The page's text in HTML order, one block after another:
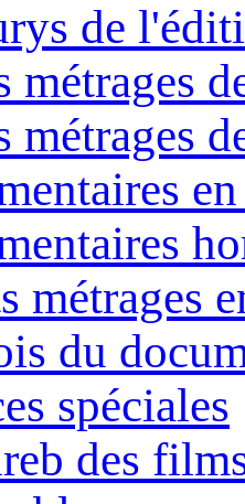
de
métrages
métrages
métrages
du
spéciales
des